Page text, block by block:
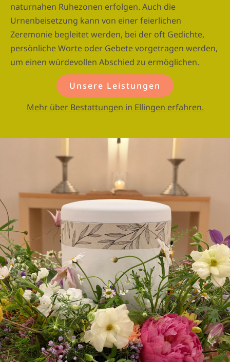
naturnahen Ruhezonen erfolgen. Auch die
Urnenbeisetzung kann von einer feierlichen
Zeremonie begleitet werden, bei der oft Gedichte,
persönliche Worte oder Gebete vorgetragen werden,
um einen würdevollen Abschied zu ermöglichen.
Unsere Leistungen
Mehr über Bestattungen in Ellingen erfahren.